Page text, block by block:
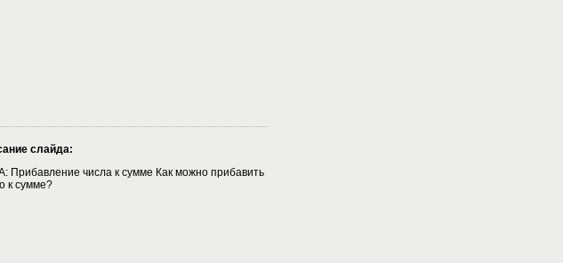
слайда:
Прибавление числа к сумме Как можно прибавить
к сумме?